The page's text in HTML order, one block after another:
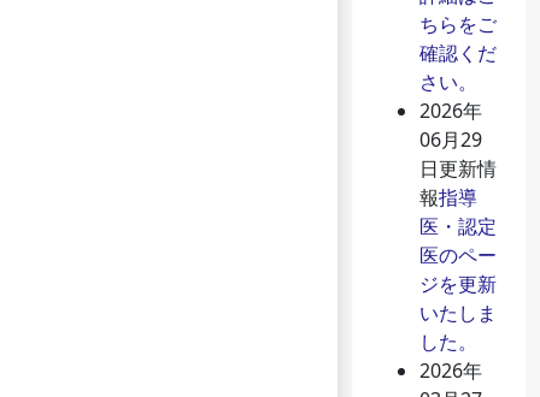
ちらをご
確認くだ
さい。
2026年
06月29
日更新情
報指導
医・認定
医のペー
ジを更新
いたしま
した。
2026年